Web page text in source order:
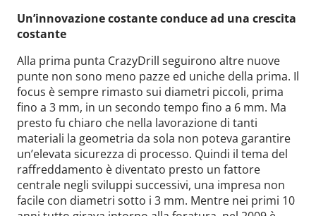
Un’innovazione costante conduce ad una crescita
costante
Alla prima punta CrazyDrill seguirono altre nuove
punte non sono meno pazze ed uniche della prima. Il
focus è sempre rimasto sui diametri piccoli, prima
fino a 3 mm, in un secondo tempo fino a 6 mm. Ma
presto fu chiaro che nella lavorazione di tanti
materiali la geometria da sola non poteva garantire
un’elevata sicurezza di processo. Quindi il tema del
raffreddamento è diventato presto un fattore
centrale negli sviluppi successivi, una impresa non
facile con diametri sotto i 3 mm. Mentre nei primi 10